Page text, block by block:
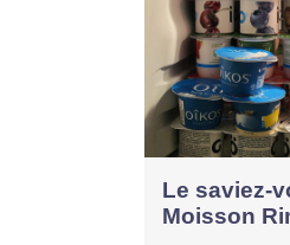
Le saviez-
Moisson